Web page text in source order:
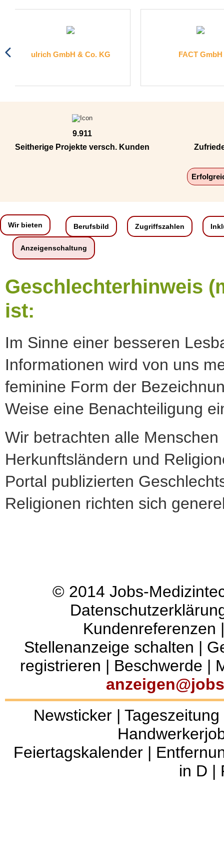
& Co. KG FACT GmbH
9.911
Seitherige Projekte versch. Kunden
Wir bieten Berufsbild Zugriffszahlen
Anzeigenschaltung
Geschlechterhinweis
ist:
Im Sinne einer besseren
Informationen wird von uns
feminine Form der
Weise eine Benachteiligung
Wir betrachten alle
Herkunftsländern und
Portal publizierten
Religionen richten sich
© 2014 Jobs-
Kundenreferenzen
Stellenanzeige schalten |
registrieren | Beschwerde |
Newsticker| Tageszeitung
Feiertagskalender|
in D |